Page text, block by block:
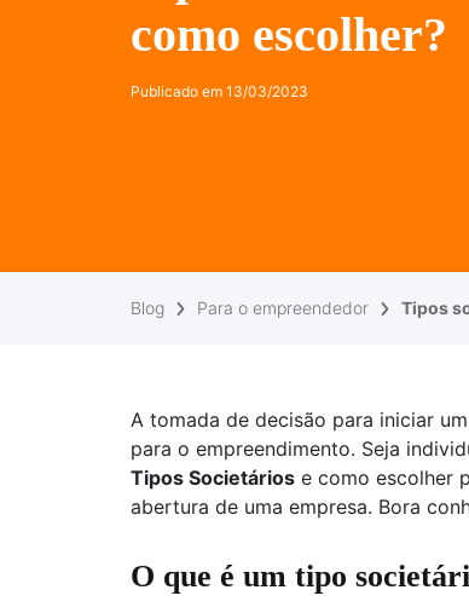
como escolher?
Publicado em 13/03/2023
Blog Para o empreendedor Tipos
A tomada de decisão para iniciar
para o empreendimento. Seja
Tipos Societários e como escolher
abertura de uma empresa. Bora
O que é um tipo